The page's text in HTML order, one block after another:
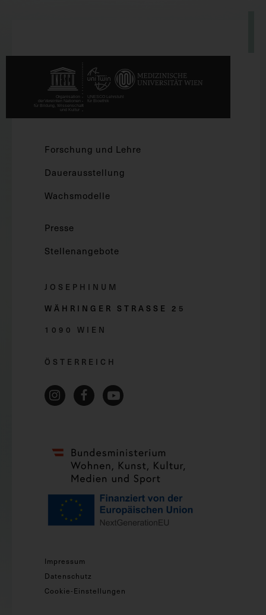
Forschung und Lehre
Dauerausstellung
Wachsmodelle
Presse
Stellenangebote
JOSEPHINUM
WÄHRINGER STRASSE 2 5
1090 WIEN
ÖSTERREICH
Impressum
Datenschutz
Cookie-Einstellungen